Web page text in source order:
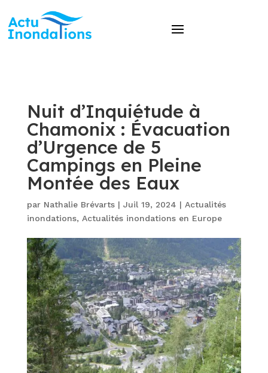
Nuit d’Inquiétude à
Chamonix : Évacuation
d’Urgence de 5
Campings en Pleine
Montée des Eaux
par Nathalie Brévarts| Juil 19, 2024 | Actualités
inondations, Actualités inondations en Europe